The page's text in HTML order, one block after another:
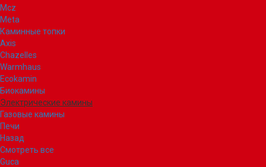
Mcz
Meta
Каминные топки
Axis
Chazelles
Warmhaus
Ecokamin
Биокамины
Электрические камины
Газовые камины
Печи
Назад
Смотреть все
Guca